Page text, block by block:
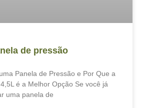
de pressão
Panela de Pressão e Por Que a
é a Melhor Opção Se você já
uma panela de